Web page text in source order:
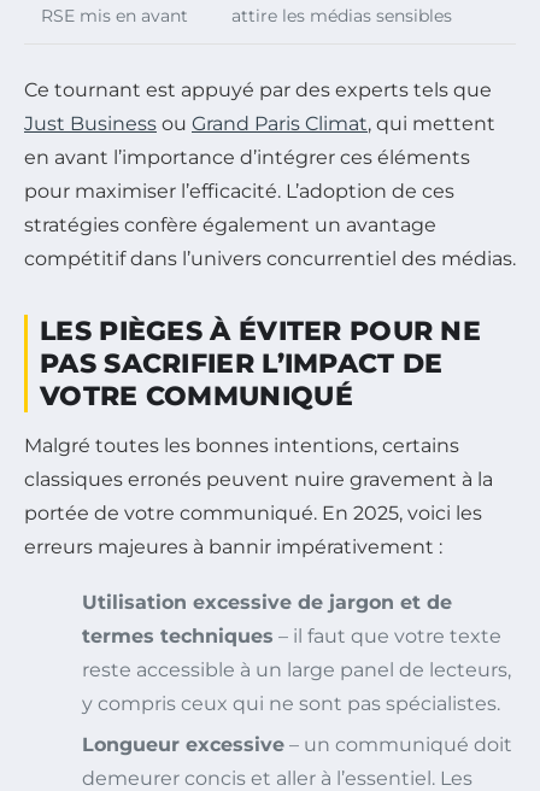
RSE mis en avant
attire les médias sensibles
Ce tournant est appuyé par des experts tels que
Just Business ou Grand Paris Climat, qui mettent
en avant l’importance d’intégrer ces éléments
pour maximiser l’efficacité. L’adoption de ces
stratégies confère également un avantage
compétitif dans l’univers concurrentiel des médias.
LES PIÈGES À ÉVITER POUR NE
PAS SACRIFIER L’IMPACT DE
VOTRE COMMUNIQUÉ
Malgré toutes les bonnes intentions, certains
classiques erronés peuvent nuire gravement à la
portée de votre communiqué. En 2025, voici les
erreurs majeures à bannir impérativement :
Utilisation excessive de jargon et de
termes techniques – il faut que votre texte
reste accessible à un large panel de lecteurs,
y compris ceux qui ne sont pas spécialistes.
Longueur excessive – un communiqué doit
demeurer concis et aller à l’essentiel. Les